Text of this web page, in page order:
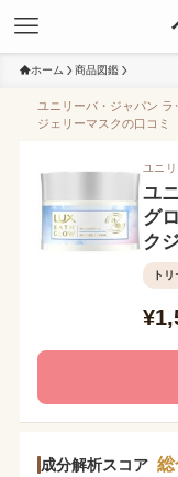
ホーム 商品図鑑
ユニリーバ・ジャパン
ジェリーマスクの口コミ
ユニ
ユ
グ
ク
ト
成分解析スコア 総